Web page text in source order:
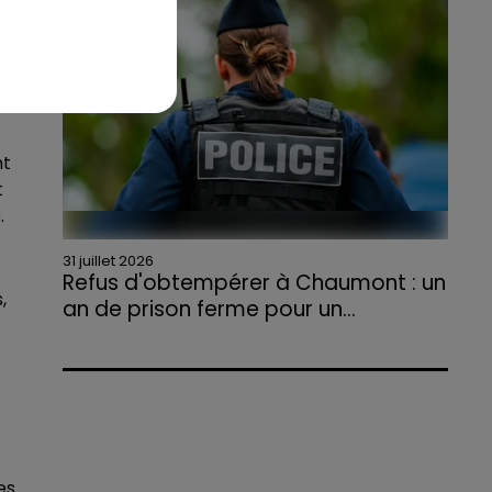
agriculteurs volontaires pour venir en aide...
31 juillet 2026
Refus d'obtempérer à Chaumont : un
an de prison ferme pour un...
l'annulation de son permis et la confiscation